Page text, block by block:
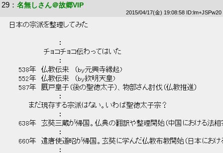
29 ： 名無しさん＠故郷VIP
2015/04/17(金) 19:08:58 ID:lm+JSPw20
日本の宗派を整理してみた
：
チョコチョコ伝わってはいた
：
538年　仏教伝来　（by元興寺縁起)
552年　仏教伝来　（by欽明天皇)
587年　厩戸皇子（後の聖徳太子）、物部さん討伐（仏教推進）
：
まだ現存する宗派はない。いわば聖徳太子宗？
：
638年　玄奘三蔵が帰国。仏典の翻訳や整理開始（中国における法相
：
660年　遣唐使道昭が帰国。玄奘に学んだ仏教布教開始（日本におけ
：